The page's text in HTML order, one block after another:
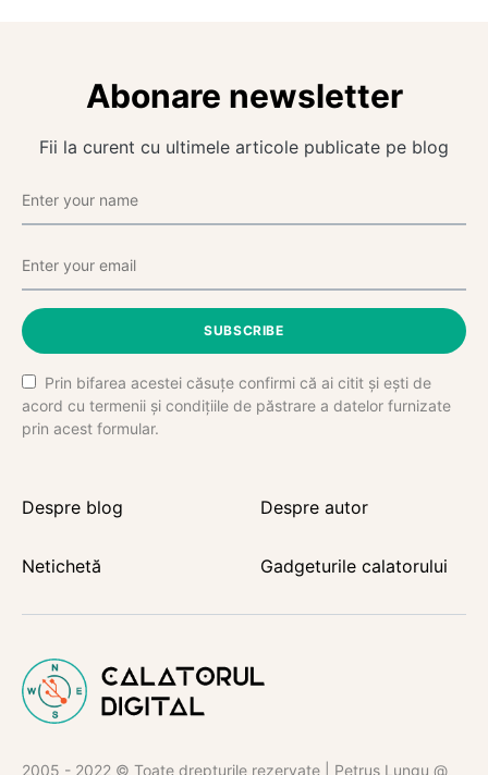
Abonare newsletter
Fii la curent cu ultimele articole publicate pe blog
SUBSCRIBE
Prin bifarea acestei căsuțe confirmi că ai citit și ești de
acord cu termenii și condițiile de păstrare a datelor furnizate
prin acest formular.
Despre blog Despre autor
Netichetă Gadgeturile calatorului
2005 - 2022 © Toate drepturile rezervate | Petruș Lungu @